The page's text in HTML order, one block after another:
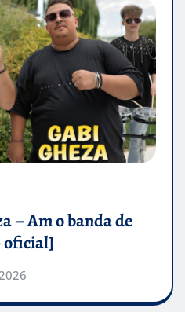
– Am o banda de
oficial]